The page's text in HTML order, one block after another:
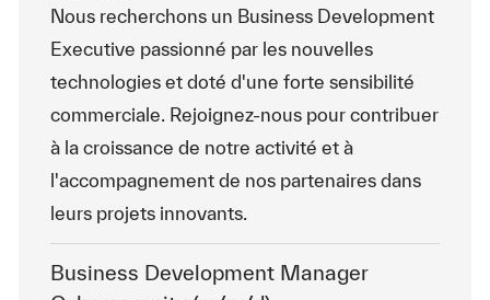
Nous recherchons un Business Development
Executive passionné par les nouvelles
technologies et doté d'une forte sensibilité
commerciale. Rejoignez-nous pour contribuer
à la croissance de notre activité et à
l'accompagnement de nos partenaires dans
leurs projets innovants.
Business Development Manager